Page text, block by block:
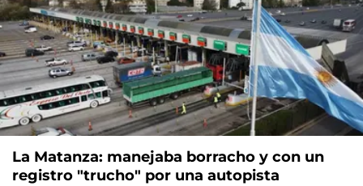
La Matanza: manejaba borracho y con un
registro "trucho" por una autopista